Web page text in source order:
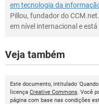
em tecnologia da
Pillou, fundador do
em nível internacional e
Veja também
Este documento, intitulado
licença Creative Commons. Você
página com base nas condições